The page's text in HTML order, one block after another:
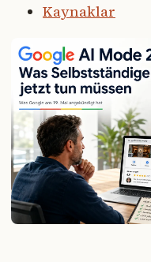
Kaynaklar